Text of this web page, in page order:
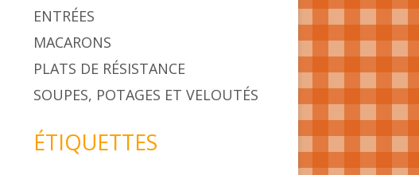
ENTRÉES
MACARONS
PLATS DE RÉSISTANCE
SOUPES, POTAGES ET VELOUTÉS
ÉTIQUETTES